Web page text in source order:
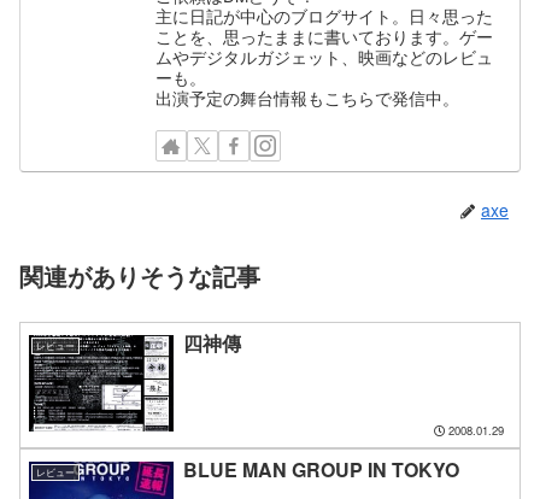
主に日記が中心のブログサイト。日々思った
ことを、思ったままに書いております。ゲー
ムやデジタルガジェット、映画などのレビュ
ーも。
出演予定の舞台情報もこちらで発信中。
axe
関連がありそうな記事
レビュー 四神傳
2008.01.29
レビュー BLUE MAN GROUP IN TOKYO